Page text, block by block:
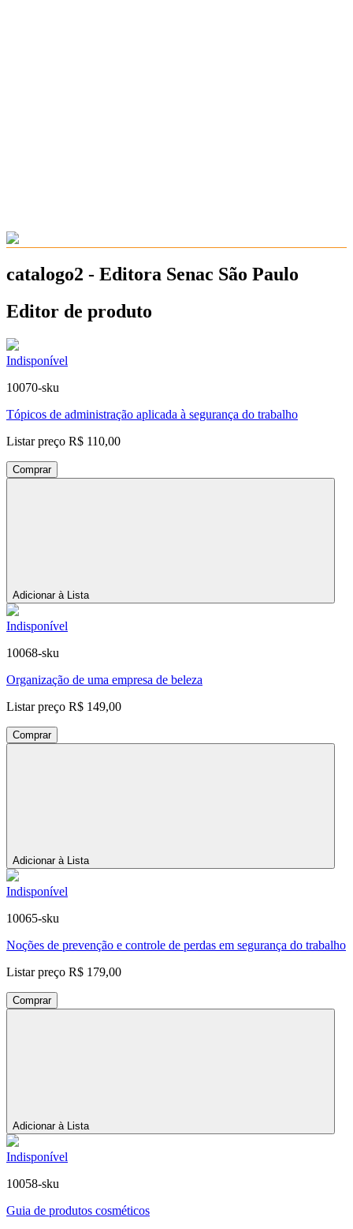
catalogo2 - Editora Senac São Paulo
Editor de produto
Indisponível
10070-sku
Tópicos de administração aplicada à segurança do trabalho
Listar preço R$ 110,00
Comprar
Adicionar à Lista
Indisponível
10068-sku
Organização de uma empresa de beleza
Listar preço R$ 149,00
Comprar
Adicionar à Lista
Indisponível
10065-sku
Noções de prevenção e controle de perdas em segurança do trabalho
Listar preço R$ 179,00
Comprar
Adicionar à Lista
Indisponível
10058-sku
Guia de produtos cosméticos